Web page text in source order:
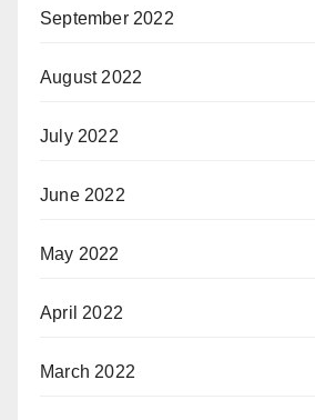
September 2022
August 2022
July 2022
June 2022
May 2022
April 2022
March 2022